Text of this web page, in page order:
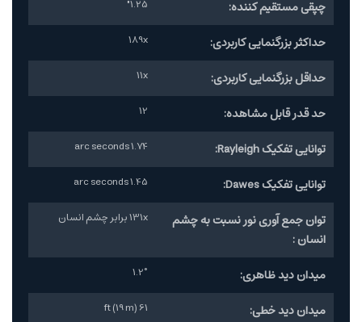
چپقی مستقیم کننده: 1.25"
حداکثر بزرگنمایی کاربردی: 189x
حداقل بزرگنمایی کاربردی: 11x
حد قدر قابل مشاهده: 12
توانایی تفکیک Rayleigh: 1.74 arc seconds
توانایی تفکیک Dawes: 1.45 arc seconds
توان جمع آوری نور نسبت به چشم
انسان :
131x برابر چشم انسان
میدان دید ظاهری: 1.2°
میدان دید خطی: 61 ft (19 m)